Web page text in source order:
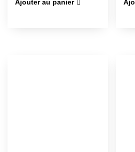
Ajouter au panier